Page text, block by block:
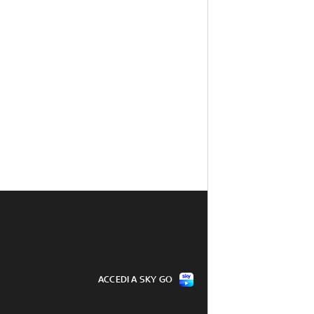
ACCEDI A SKY GO